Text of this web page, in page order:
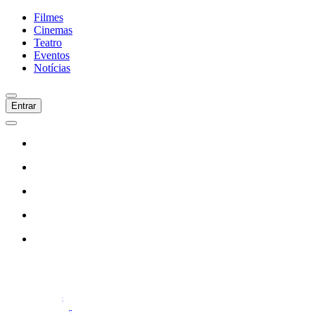
Filmes
Cinemas
Teatro
Eventos
Notícias
Entrar
Filmes
Cinemas